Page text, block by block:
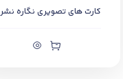
کارت های تصویری نگاره